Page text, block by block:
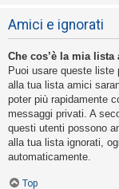
Amici e ignorati
Che cos’è la mia
Puoi usare queste liste
alla tua lista amici
poter più rapidamente
messaggi privati. A
questi utenti possono
alla tua lista ignorati,
automaticamente.
Top